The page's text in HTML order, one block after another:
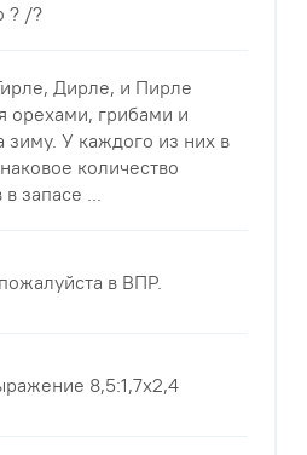
? /?
Дирле, и Пирле
орехами, грибами и
зиму. У каждого из них в
количество
запасе ...
в ВПР.
8,5:1,7х2,4